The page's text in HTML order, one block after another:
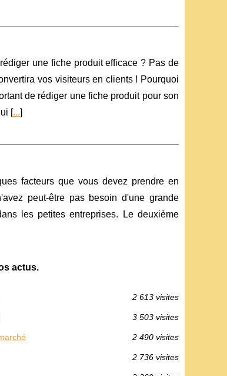
une fiche produit efficace ? Pas de
vos visiteurs en clients ! Pourquoi
de rédiger une fiche produit pour son
[...]
facteurs que vous devez prendre en
peut-être pas besoin d'une grande
les petites entreprises. Le deuxième
actus.
2 613 visites
3 503 visites
2 490 visites
2 736 visites